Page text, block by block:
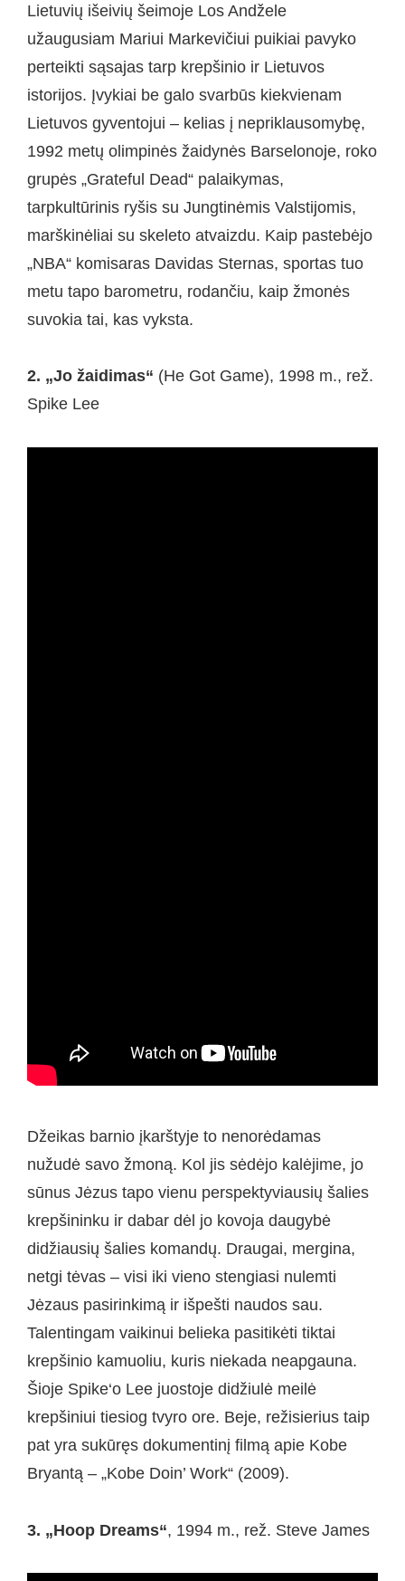
Lietuvių išeivių šeimoje Los Andžele
užaugusiam Mariui Markevičiui puikiai pavyko
perteikti sąsajas tarp krepšinio ir Lietuvos
istorijos. Įvykiai be galo svarbūs kiekvienam
Lietuvos gyventojui – kelias į nepriklausomybę,
1992 metų olimpinės žaidynės Barselonoje, roko
grupės „Grateful Dead“ palaikymas,
tarpkultūrinis ryšis su Jungtinėmis Valstijomis,
marškinėliai su skeleto atvaizdu. Kaip pastebėjo
„NBA“ komisaras Davidas Sternas, sportas tuo
metu tapo barometru, rodančiu, kaip žmonės
suvokia tai, kas vyksta.
2. „Jo žaidimas“ (He Got Game), 1998 m., rež.
Spike Lee
Džeikas barnio įkarštyje to nenorėdamas
nužudė savo žmoną. Kol jis sėdėjo kalėjime, jo
sūnus Jėzus tapo vienu perspektyviausių šalies
krepšininku ir dabar dėl jo kovoja daugybė
didžiausių šalies komandų. Draugai, mergina,
netgi tėvas – visi iki vieno stengiasi nulemti
Jėzaus pasirinkimą ir išpešti naudos sau.
Talentingam vaikinui belieka pasitikėti tiktai
krepšinio kamuoliu, kuris niekada neapgauna.
Šioje Spike‘o Lee juostoje didžiulė meilė
krepšiniui tiesiog tvyro ore. Beje, režisierius taip
pat yra sukūręs dokumentinį filmą apie Kobe
Bryantą – „Kobe Doin’ Work“ (2009).
3. „Hoop Dreams“, 1994 m., rež. Steve James